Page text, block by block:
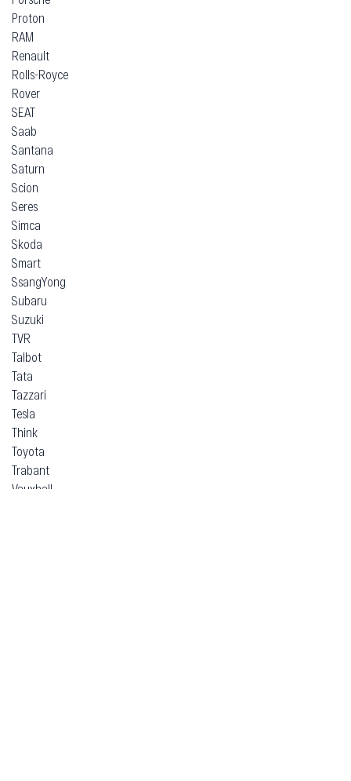
Proton
RAM
Renault
Rolls-Royce
Rover
SEAT
Saab
Santana
Saturn
Scion
Seres
Simca
Skoda
Smart
SsangYong
Subaru
Suzuki
TVR
Talbot
Tata
Tazzari
Tesla
Think
Toyota
Trabant
Vauxhall